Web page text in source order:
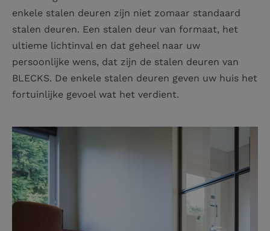
enkele stalen deuren zijn niet zomaar standaard
stalen deuren. Een stalen deur van formaat, het
ultieme lichtinval en dat geheel naar uw
persoonlijke wens, dat zijn de stalen deuren van
BLECKS. De enkele stalen deuren geven uw huis het
fortuinlijke gevoel wat het verdient.